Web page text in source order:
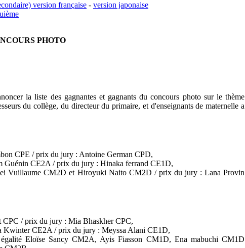
version française - version japonaise
PHOTO
la liste des gagnantes et gagnants du concours photo sur le thème
du collège, du directeur du primaire, et d'enseignants de maternelle a
CPE / prix du jury : Antoine German CPD,
Guénin CE2A / prix du jury : Hinaka ferrand CE1D,
Vuillaume CM2D et Hiroyuki Naito CM2D / prix du jury : Lana Provin
/ prix du jury : Mia Bhaskher CPC,
CE2A / prix du jury : Meyssa Alani CE1D,
Eloïse Sancy CM2A, Ayis Fiasson CM1D, Ena mabuchi CM1D